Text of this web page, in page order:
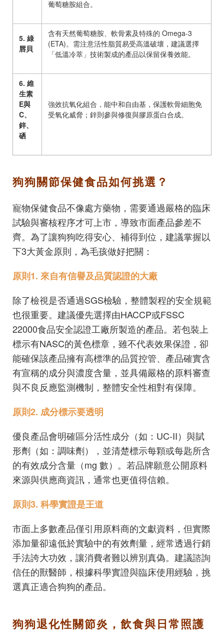
葡萄糖胺組合。
5. 綠
唇貝
含有天然葡萄糖胺、軟骨素及特殊的 Omega-3
(ETA)。需注意活性脂質易受高溫破壞，建議選擇
「低溫冷萃」技術製成的產品以保留保養效能。
6. 維
生素
E與
C、
鋅、
硒
強效抗氧化組合，能中和自由基，保護軟骨細胞免
受氧化威脅；鋅則參與修復與膠原蛋白合成。
狗狗關節保健食品如何挑選？
寵物保健食品不像處方藥物，需要通過嚴格的臨床
試驗與審核程序才可上市，導致市面產品參差不
齊。為了讓狗狗吃得安心、補得到位，建議掌握以
下3大黃金原則，為毛孩做好把關：
原則1. 來自有信譽及品質認證的大廠
除了檢視是否通過SGS檢驗，整體製程的安全規範
也很重要。建議優先選擇由HACCP或FSSC
22000食品安全認證工廠所製造的產品。若包裝上
標示有NASC的黃色標章，雖不代表效果保證，卻
能確保該產品擁有高標準的品質控管、產品確實含
有宣稱的成分與濃度含量，並具備嚴格的原料審查
與不良反應監測機制，整體安全性相對有保障。
原則2. 成分標示要透明
優良產品會明確區分活性成分（如：UC-II）與賦
形劑（如：調味劑），並清楚標示每顆或每匙所含
的有效成分含量（mg 數）。若品牌願意公開原料
來源與供應商資訊，通常也更值得信賴。
原則3. 科學實證是王道
市面上多數產品僅引用原料商的文獻資料，但實際
添加量卻遠低於實驗中的有效劑量，經常透過行銷
手法誇大功效，讓消費者難以辨別真偽。建議諮詢
信任的獸醫師，根據科學實證與臨床使用經驗，挑
選真正適合狗狗的產品。
狗狗退化性關節炎，飲食與日常照護